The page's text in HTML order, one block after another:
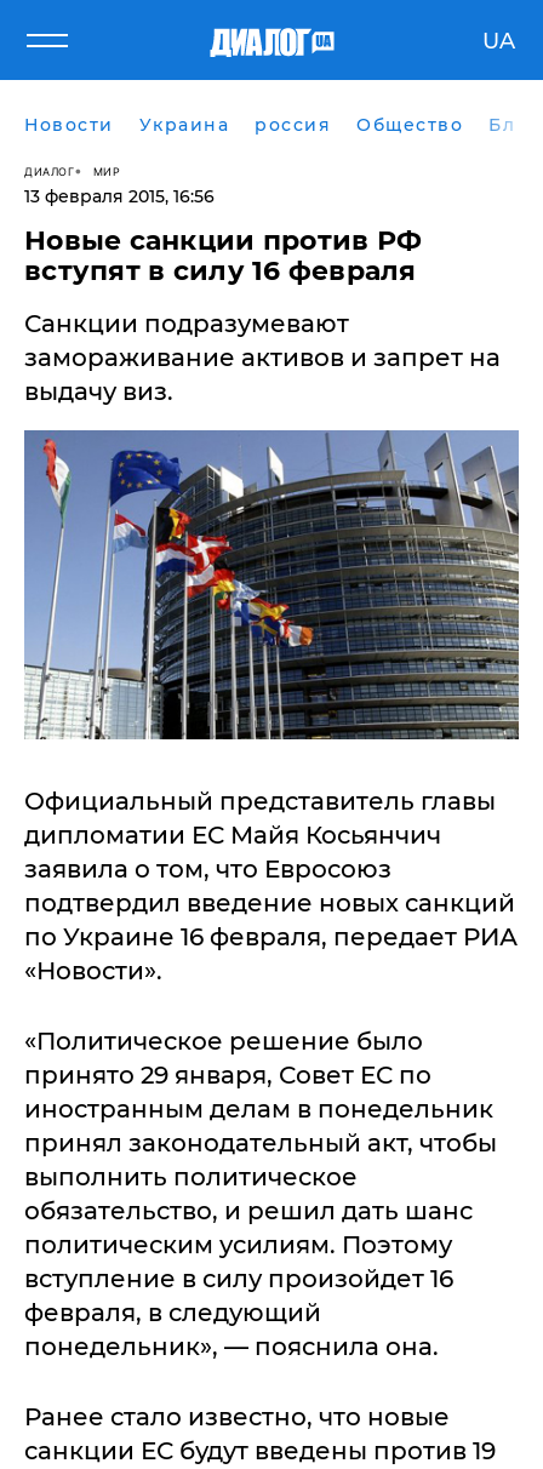
UA
Новости Украина россия Общество
ДИАЛОГ МИР
13 февраля 2015, 16:56
Новые санкции против РФ
вступят в силу 16 февраля
Санкции подразумевают
замораживание активов и запрет на
выдачу виз.
Официальный представитель главы
дипломатии ЕС Майя Косьянчич
заявила о том, что Евросоюз
подтвердил введение новых санкций
по Украине 16 февраля, передает РИА
«Новости».
«Политическое решение было
принято 29 января, Совет ЕС по
иностранным делам в понедельник
принял законодательный акт, чтобы
выполнить политическое
обязательство, и решил дать шанс
политическим усилиям. Поэтому
вступление в силу произойдет 16
февраля, в следующий
понедельник», — пояснила она.
Ранее стало известно, что новые
санкции ЕС будут введены против 19